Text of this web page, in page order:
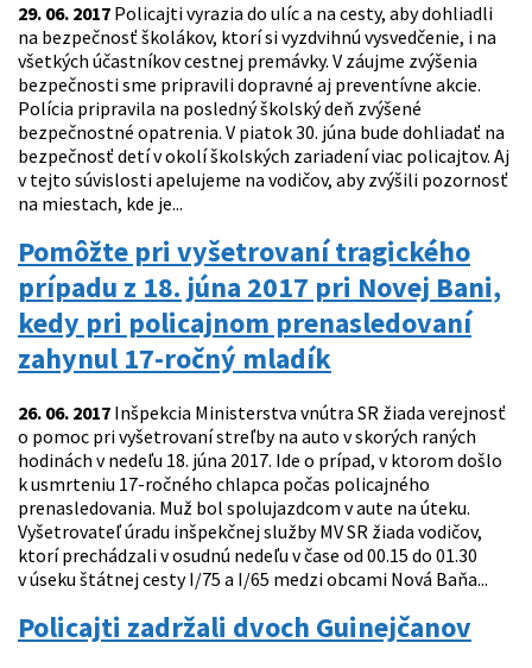
29. 06. 2017 Policajti vyrazia do ulíc a na cesty, aby dohliadli
na bezpečnosť školákov, ktorí si vyzdvihnú vysvedčenie, i na
všetkých účastníkov cestnej premávky. V záujme zvýšenia
bezpečnosti sme pripravili dopravné aj preventívne akcie.
Polícia pripravila na posledný školský deň zvýšené
bezpečnostné opatrenia. V piatok 30. júna bude dohliadať na
bezpečnosť detí v okolí školských zariadení viac policajtov. Aj
v tejto súvislosti apelujeme na vodičov, aby zvýšili pozornosť
na miestach, kde je...
Pomôžte pri vyšetrovaní tragického
prípadu z 18. júna 2017 pri Novej Bani,
kedy pri policajnom prenasledovaní
zahynul 17-ročný mladík
26. 06. 2017 Inšpekcia Ministerstva vnútra SR žiada verejnosť
o pomoc pri vyšetrovaní streľby na auto v skorých raných
hodinách v nedeľu 18. júna 2017. Ide o prípad, v ktorom došlo
k usmrteniu 17-ročného chlapca počas policajného
prenasledovania. Muž bol spolujazdcom v aute na úteku.
Vyšetrovateľ úradu inšpekčnej služby MV SR žiada vodičov,
ktorí prechádzali v osudnú nedeľu v čase od 00.15 do 01.30
v úseku štátnej cesty I/75 a I/65 medzi obcami Nová Baňa...
Policajti zadržali dvoch Guinejčanov